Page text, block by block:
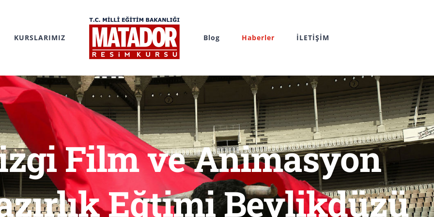
KURSLARIMIZ Blog Haberler İLETİŞİM
Film ve Animasyon
Eğtimi Beylikdüzü